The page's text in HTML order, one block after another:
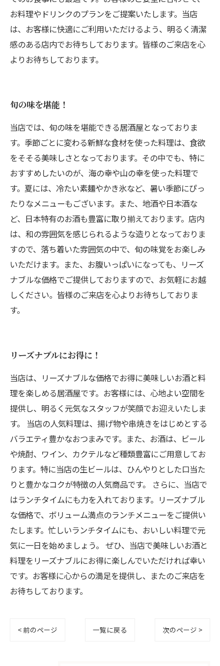
お料理やドリンクのプランをご提案いたします。当店
は、お客様に快適にご利用いただけるよう、明るく清潔
感のある店内でお待ちしております。皆様のご来店を心
よりお待ちしております。
旬の味を堪能！
当店では、旬の味を堪能できる居酒屋となっておりま
す。季節ごとに変わる新鮮な食材を使った料理は、食欲
をそそる美味しさとなっております。その中でも、特に
おすすめしたいのが、海の幸や山の幸を使った料理で
す。夏には、冷たい素麺やかき氷など、暑い季節にぴっ
たりなメニューもございます。また、地酒や日本酒な
ど、日本特有のお酒も豊富に取り揃えております。店内
は、和の雰囲気を感じられるような造りとなっておりま
すので、落ち着いた雰囲気の中で、旬の味覚をお楽しみ
いただけます。また、お腹いっぱいになっても、リーズ
ナブルな価格でご提供しておりますので、お気軽にお越
しください。皆様のご来店を心よりお待ちしておりま
す。
リーズナブルにお得に！
当店は、リーズナブルな価格でお得に美味しいお酒と料
理を楽しめる居酒屋です。お客様には、心地よい空間を
提供し、明るく元気なスタッフが笑顔でお迎えいたしま
す。 当店の人気料理は、揚げ物や串焼きをはじめとする
バラエティ豊かなおつまみです。また、お酒は、ビール
や焼酎、ワイン、カクテルなど種類豊富にご用意してお
ります。特に当店の生ビールは、ひんやりとした口当た
りと豊かなコクが特徴の人気商品です。 さらに、当店で
はランチタイムにも力を入れております。リーズナブル
な価格で、ボリューム満点のランチメニューをご提供い
たします。忙しいランチタイムにも、おいしい料理で元
気に一日を始めましょう。 ぜひ、当店で美味しいお酒と
料理をリーズナブルにお得に楽しんでいただければ幸い
です。お客様に心からの満足を提供し、またのご来店を
お待ちしております。
< 前のページ 一覧に戻る 次のページ >